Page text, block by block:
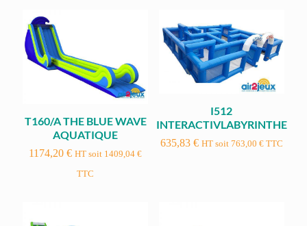
T160/A THE BLUE WAVE
AQUATIQUE
1174,20€ HT soit 1409,04€
TTC
I512
INTERACTIVLABYRINTHE
635,83 € HT soit 763,00 €TTC